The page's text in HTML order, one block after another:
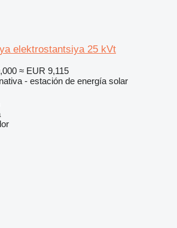
elektrostantsiya 25 kVt
≈ EUR 9,115
- estación de energía solar